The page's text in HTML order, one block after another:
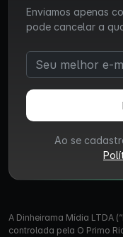
Enviamos apenas
pode cancelar a
Ao se
A Dinheirama Mídia LTDA
controlada pela O Primo